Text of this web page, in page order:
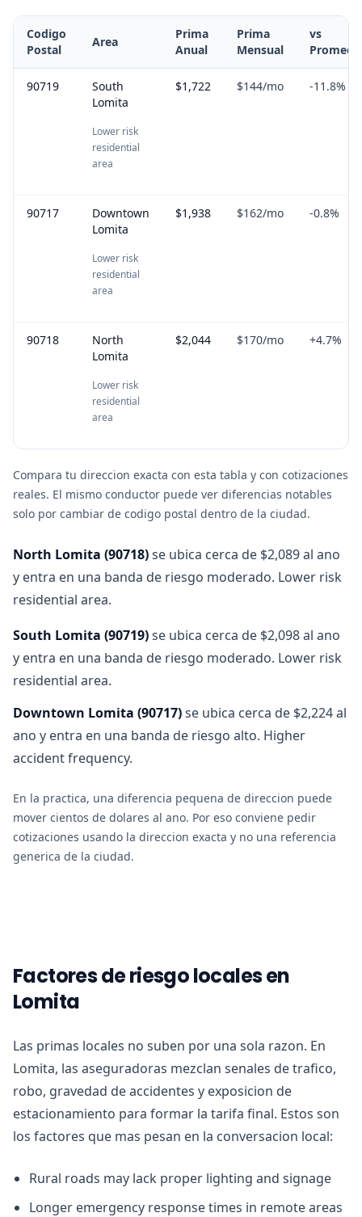
Codigo
Postal
Area
Prima
Anual
Prima
Mensual
vs
90719
South
Lomita
Lower risk
residential
area
$1,722 $144/mo -11.8%
90717
Downtown
Lomita
Lower risk
residential
area
$1,938 $162/mo -0.8%
90718
North
Lomita
Lower risk
residential
area
$2,044 $170/mo +4.7%
Compara tu direccion exacta con esta tabla y con cotizaciones
reales. El mismo conductor puede ver diferencias notables
solo por cambiar de codigo postal dentro de la ciudad.
North Lomita (90718)se ubica cerca de $2,089 al ano
y entra en una banda de riesgo moderado. Lower risk
residential area.
South Lomita (90719)se ubica cerca de $2,098 al ano
y entra en una banda de riesgo moderado. Lower risk
residential area.
Downtown Lomita (90717)se ubica cerca de $2,224 al
ano y entra en una banda de riesgo alto. Higher
accident frequency.
En la practica, una diferencia pequena de direccion puede
mover cientos de dolares al ano. Por eso conviene pedir
cotizaciones usando la direccion exacta y no una referencia
generica de la ciudad.
Factores de riesgo locales en
Lomita
Las primas locales no suben por una sola razon. En
Lomita, las aseguradoras mezclan senales de trafico,
robo, gravedad de accidentes y exposicion de
estacionamiento para formar la tarifa final. Estos son
los factores que mas pesan en la conversacion local:
Rural roads may lack proper lighting and signage
Longer emergency response times in remote areas